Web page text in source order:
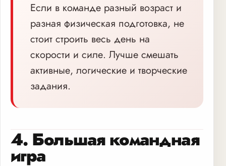
Если в команде разный возраст и
разная физическая подготовка, не
стоит строить весь день на
скорости и силе. Лучше смешать
активные, логические и творческие
задания.
4. Большая командная
игра